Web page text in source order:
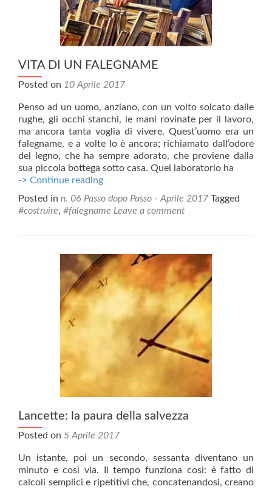
VITA DI UN FALEGNAME
Posted on 10 Aprile 2017
Penso ad un uomo, anziano, con un volto solcato dalle
rughe, gli occhi stanchi, le mani rovinate per il lavoro,
ma ancora tanta voglia di vivere. Quest’uomo era un
falegname, e a volte lo è ancora; richiamato dall’odore
del legno, che ha sempre adorato, che proviene dalla
sua piccola bottega sotto casa. Quel laboratorio ha
-> Continue readingVITA
UN
FALEGNAME
Posted in n. 06 Passo dopo Passo - Aprile 2017 Tagged
#costruire, #falegname Leave a comment
Lancette: la paura della salvezza
Posted on 5 Aprile 2017
Un istante, poi un secondo, sessanta diventano un
minuto e così via. Il tempo funziona così: è fatto di
calcoli semplici e ripetitivi che, concatenandosi, creano